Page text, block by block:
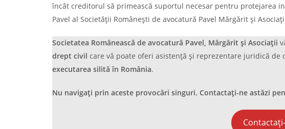
încât creditorul să primească suportul necesar pentru protejarea
Pavel al Societății Românești de avocatură Pavel Mărgărit și
Societatea Românească de avocatură Pavel, Mărgărit și Asociații
drept civil care vă poate oferi asistență și reprezentare juridică
executarea silită în România.
Nu navigați prin aceste provocări singuri. Contactați-ne astăzi